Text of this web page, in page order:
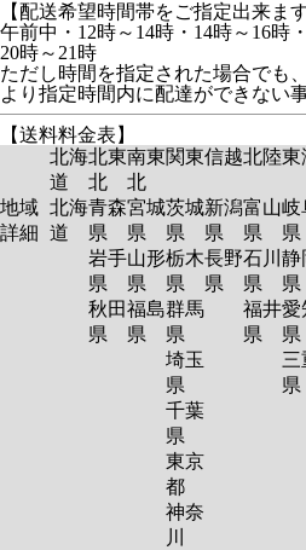
【配送希望時間帯をご指定出来ます
午前中・12時～14時・14時～16時
20時～21時
ただし時間を指定された場合でも
より指定時間内に配達ができない
【送料料金表】
北海
道
北東
北
南東
北
関東信越北陸東
地域
詳細
北海
道
青森
県
岩手
県
秋田
県
宮城
県
山形
県
福島
県
茨城
県
栃木
県
群馬
県
埼玉
県
千葉
県
東京
都
神奈
川
新潟
県
長野
県
富山
県
石川
県
福井
県
岐
静
愛
三